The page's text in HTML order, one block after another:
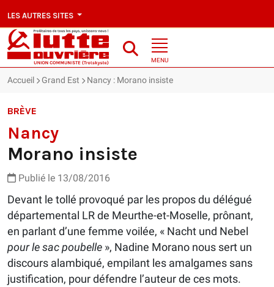
LES AUTRES SITES
MENU
Accueil Grand Est Nancy : Morano insiste
BRÈVE
Nancy
Morano insiste
Publié le 13/08/2016
Devant le tollé provoqué par les propos du délégué
départemental LR de Meurthe-et-Moselle, prônant,
en parlant d’une femme voilée, « Nacht und Nebel
pour le sac poubelle », Nadine Morano nous sert un
discours alambiqué, empilant les amalgames sans
justification, pour défendre l’auteur de ces mots.